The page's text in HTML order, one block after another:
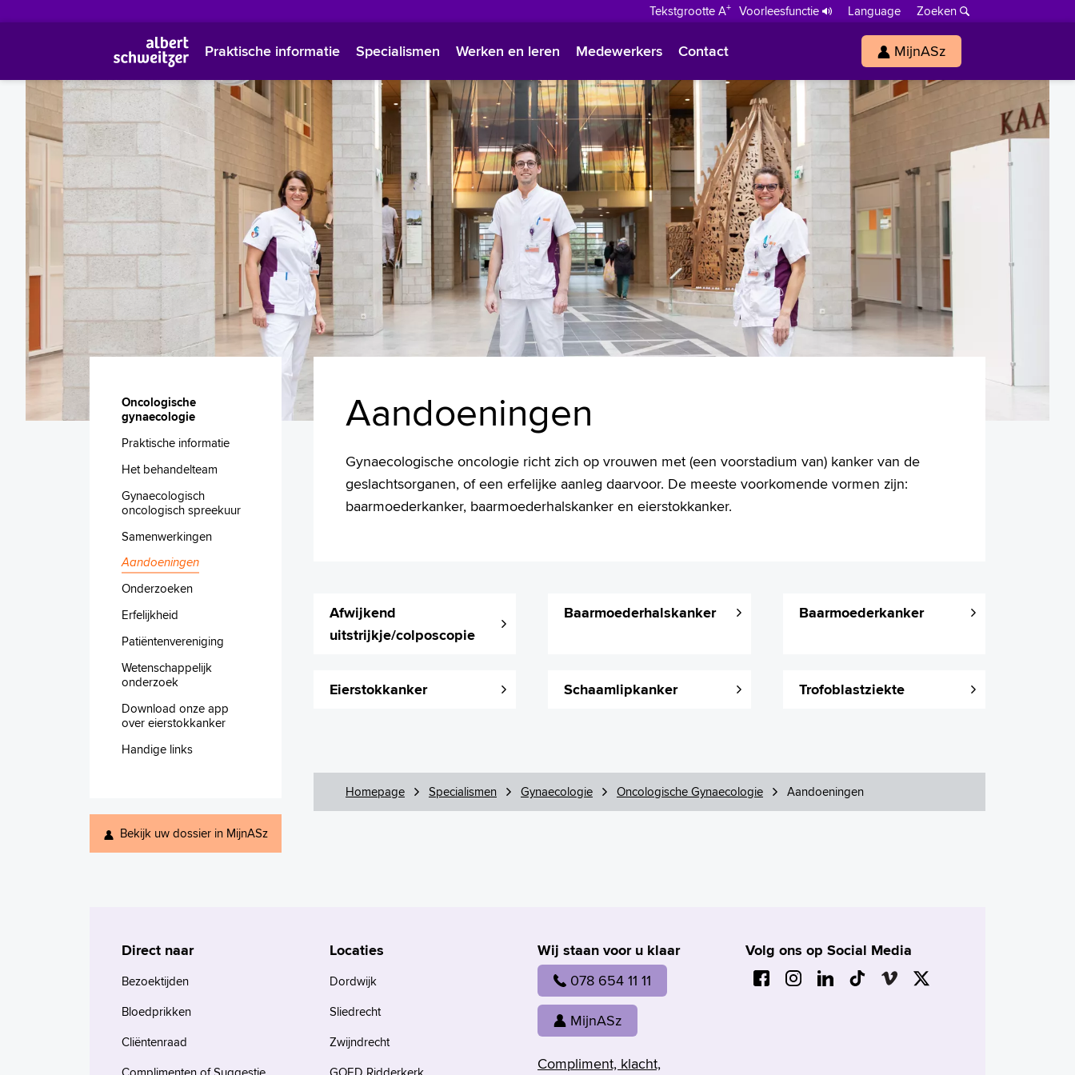
Tekstgrootte A+ Voorleesfunctie Language
Zoeken
Polski
Türkçe
Arabisch
Praktische informatie Specialismen Werken en leren Medewerkers Contact MijnASz
Oncologische
gynaecologie
Praktische informatie
Het behandelteam
Gynaecologisch
oncologisch spreekuur
Samenwerkingen
Aandoeningen
Onderzoeken
Erfelijkheid
Patiëntenvereniging
Wetenschappelijk
onderzoek
Download onze app
over eierstokkanker
Handige links
Bekijk uw dossier in MijnASz
Aandoeningen
Gynaecologische oncologie richt zich op vrouwen met (een voorstadium van) kanker van de
geslachtsorganen, of een erfelijke aanleg daarvoor. De meeste voorkomende vormen zijn:
baarmoederkanker, baarmoederhalskanker en eierstokkanker.
Afwijkend
uitstrijkje/colposcopie
Baarmoederhalskanker Baarmoederkanker
Eierstokkanker Schaamlipkanker Trofoblastziekte
Homepage Specialismen Gynaecologie Oncologische Gynaecologie Aandoeningen
Wij staan voor u klaar
078 654 11 11
MijnASz
Compliment, klacht,
Volg ons op Social Media
Direct naar
Bezoektijden
Bloedprikken
Cliëntenraad
Locaties
Dordwijk
Sliedrecht
Zwijndrecht